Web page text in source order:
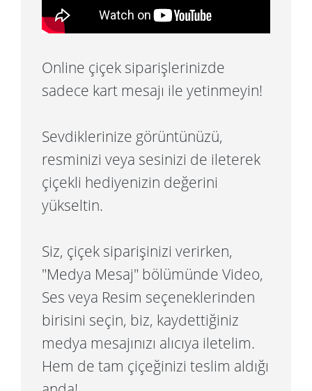
Online çiçek siparişlerinizde
sadece kart mesajı ile yetinmeyin!
Sevdiklerinize görüntünüzü,
resminizi veya sesinizi de ileterek
çiçekli hediyenizin değerini
yükseltin.
Siz, çiçek siparişinizi verirken,
"Medya Mesaj" bölümünde Video,
Ses veya Resim seçeneklerinden
birisini seçin, biz, kaydettiğiniz
medya mesajınızı alıcıya iletelim.
Hem de tam çiçeğinizi teslim aldığı